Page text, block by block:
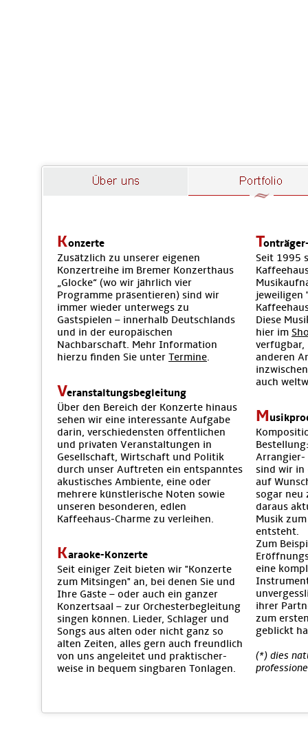
Konzerte
Zusätzlich zu unserer eigenen
Konzertreihe im Bremer Konzerthaus
„Glocke“ (wo wir jährlich vier
Programme präsentieren) sind wir
immer wieder unterwegs zu
Gastspielen – innerhalb Deutschlands
und in der europäischen
Nachbarschaft. Mehr Information
hierzu finden Sie unter Termine.
Veranstaltungsbegleitung
Über den Bereich der Konzerte hinaus
sehen wir eine interessante Aufgabe
darin, verschiedensten öffentlichen
und privaten Veranstaltungen in
Gesellschaft, Wirtschaft und Politik
durch unser Auftreten ein entspanntes
akustisches Ambiente, eine oder
mehrere künstlerische Noten sowie
unseren besonderen, edlen
Kaffeehaus-Charme zu verleihen.
Karaoke-Konzerte
Seit einiger Zeit bieten wir "Konzerte
zum Mitsingen" an, bei denen Sie und
Ihre Gäste – oder auch ein ganzer
Konzertsaal – zur Orchesterbegleitung
singen können. Lieder, Schlager und
Songs aus alten oder nicht ganz so
alten Zeiten, alles gern auch freundlich
von uns angeleitet und praktischer-
weise in bequem singbaren Tonlagen.
T
Seit 1995
jeweiligen
Diese
hier im
verfügbar,
anderen
auch
M
Arrangier-
sind wir in
auf
sogar neu
daraus
Musik
entsteht.
Zum
eine
ihrer
zum
geblickt
(*) dies